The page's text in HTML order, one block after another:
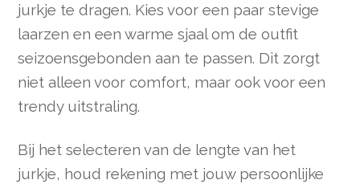
jurkje te dragen. Kies voor een paar stevige
laarzen en een warme sjaal om de outfit
seizoensgebonden aan te passen. Dit zorgt
niet alleen voor comfort, maar ook voor een
trendy uitstraling.
Bij het selecteren van de lengte van het
jurkje, houd rekening met jouw persoonlijke